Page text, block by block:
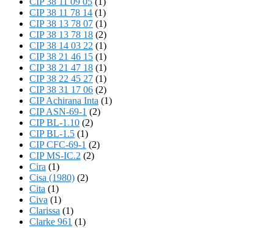
CIP 38 11 78 14 (1)
CIP 38 13 78 07 (1)
CIP 38 13 78 18 (2)
CIP 38 14 03 22 (1)
CIP 38 21 46 15 (1)
CIP 38 21 47 18 (1)
CIP 38 22 45 27 (1)
CIP 38 31 17 06 (2)
CIP Achirana Inta (1)
CIP ASN-69-1 (2)
CIP BL-1.10 (2)
CIP BL-1.5 (1)
CIP CFC-69-1 (2)
CIP MS-IC.2 (2)
Cira (1)
Cisa (1980) (2)
Cita (1)
Civa (1)
Clarissa (1)
Clarke 961 (1)